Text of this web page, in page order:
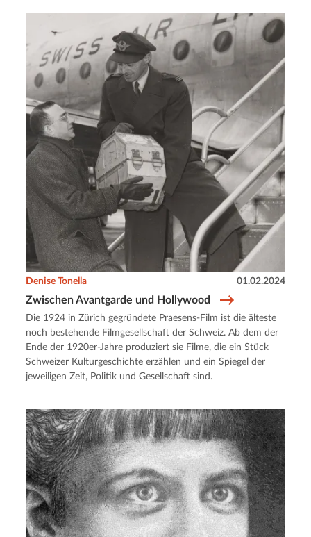
Zwischen Avantgarde und Hollywood
Denise Tonella 01.02.2024
Die 1924 in Zürich gegründete Praesens-Film ist die älteste
noch bestehende Filmgesellschaft der Schweiz. Ab dem der
Ende der 1920er-Jahre produziert sie Filme, die ein Stück
Schweizer Kulturgeschichte erzählen und ein Spiegel der
jeweiligen Zeit, Politik und Gesellschaft sind.